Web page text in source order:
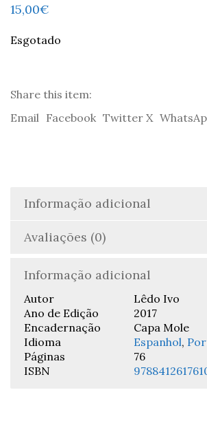
15,00€
Esgotado
Share this item:
Email Facebook Twitter X
Informação adicional
Avaliações (0)
Informação adicional
Autor
Lêdo Ivo
Ano de Edição
2017
Encadernação
Capa Mole
Idioma
Espanhol,
Páginas
76
ISBN